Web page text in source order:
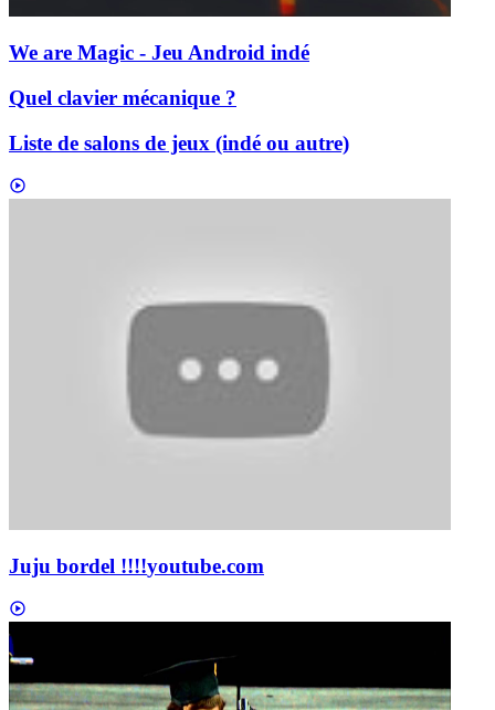
We are Magic - Jeu Android indé
Quel clavier mécanique ?
Liste de salons de jeux (indé ou autre)
Juju bordel !!!!youtube.com